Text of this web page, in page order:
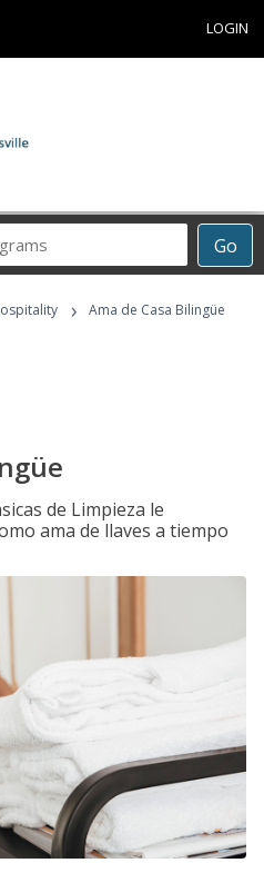
LOGIN
Go
› Ama de Casa Bilingüe
de Limpieza le
ama de llaves a tiempo